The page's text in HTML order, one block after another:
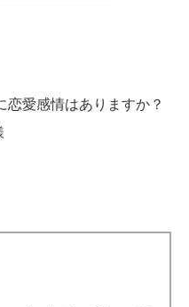
愛感情はありますか？